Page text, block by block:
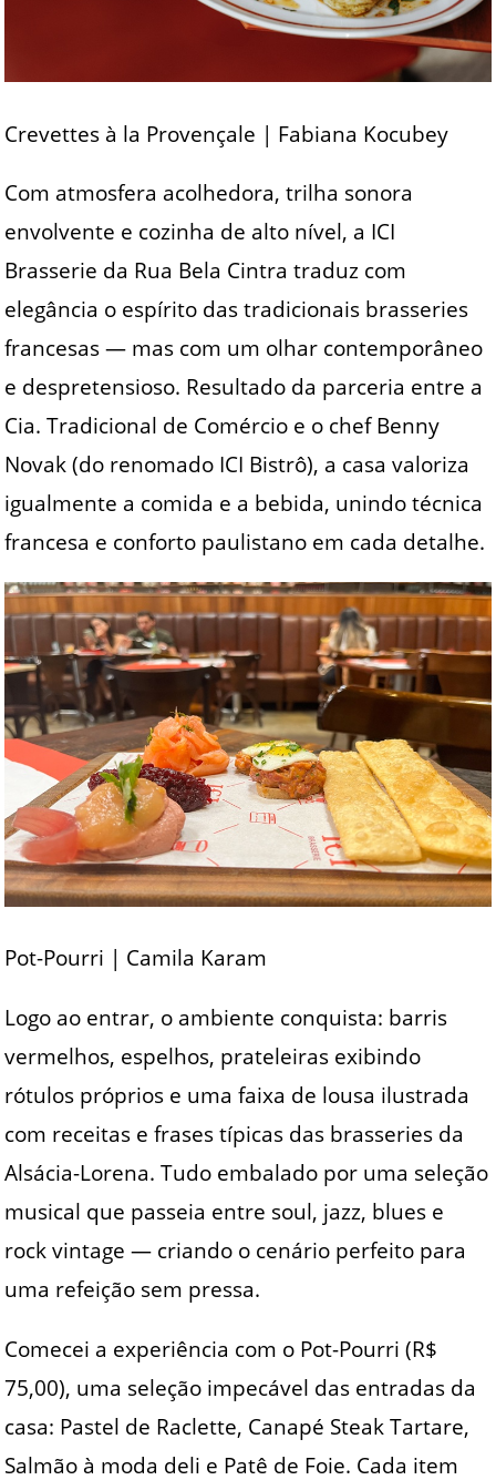
Crevettes à la Provençale | Fabiana Kocubey
Com atmosfera acolhedora, trilha sonora
envolvente e cozinha de alto nível, a ICI
Brasserie da Rua Bela Cintra traduz com
elegância o espírito das tradicionais brasseries
francesas — mas com um olhar contemporâneo
e despretensioso. Resultado da parceria entre a
Cia. Tradicional de Comércio e o chef Benny
Novak (do renomado ICI Bistrô), a casa valoriza
igualmente a comida e a bebida, unindo técnica
francesa e conforto paulistano em cada detalhe.
Pot-Pourri | Camila Karam
Logo ao entrar, o ambiente conquista: barris
vermelhos, espelhos, prateleiras exibindo
rótulos próprios e uma faixa de lousa ilustrada
com receitas e frases típicas das brasseries da
Alsácia-Lorena. Tudo embalado por uma seleção
musical que passeia entre soul, jazz, blues e
rock vintage — criando o cenário perfeito para
uma refeição sem pressa.
Comecei a experiência com o Pot-Pourri (R$
75,00), uma seleção impecável das entradas da
casa: Pastel de Raclette, Canapé Steak Tartare,
Salmão à moda deli e Patê de Foie. Cada item